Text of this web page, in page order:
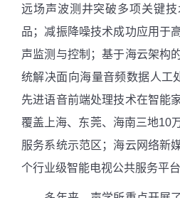
远场声波测井突破多项关键
品；减振降噪技术成功应用于
声监测与控制；基于海云架构
统解决面向海量音频数据人工
先进语音前端处理技术在智能
覆盖上海、东莞、海南三地10
服务系统示范区；海云网络新
个行业级智能电视公共服务平台